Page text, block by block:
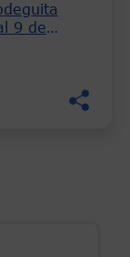
9 de